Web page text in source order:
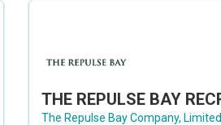
The Repulse Bay Company, Limited